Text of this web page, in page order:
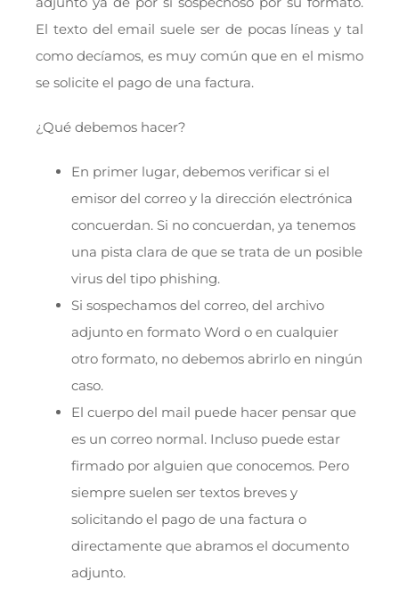
El texto del email suele ser de pocas líneas y tal
como decíamos, es muy común que en el mismo
se solicite el pago de una factura.
¿Qué debemos hacer?
En primer lugar, debemos verificar si el
emisor del correo y la dirección electrónica
concuerdan. Si no concuerdan, ya tenemos
una pista clara de que se trata de un posible
virus del tipo phishing.
Si sospechamos del correo, del archivo
adjunto en formato Word o en cualquier
otro formato, no debemos abrirlo en ningún
caso.
El cuerpo del mail puede hacer pensar que
es un correo normal. Incluso puede estar
firmado por alguien que conocemos. Pero
siempre suelen ser textos breves y
solicitando el pago de una factura o
directamente que abramos el documento
adjunto.